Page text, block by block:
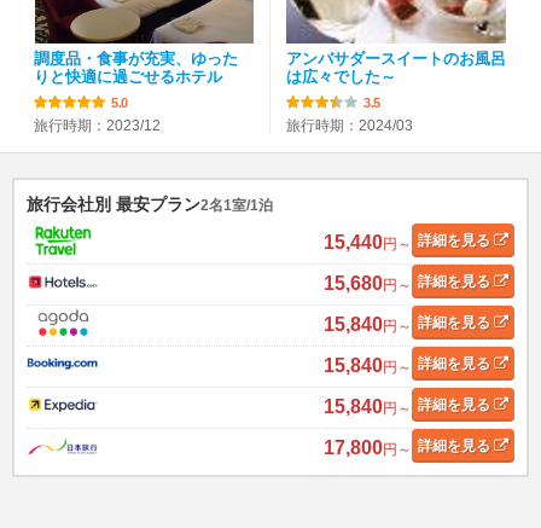
調度品・食事が充実、ゆった
りと快適に過ごせるホテル
5.0
旅行時期：2023/12
アンバサダースイートのお風呂
は広々でした～
3.5
旅行時期：2024/03
旅行会社別 最安プラン2名1室/1泊
15,440円～ 詳細を見る
15,680円～ 詳細を見る
15,840円～ 詳細を見る
15,840円～ 詳細を見る
15,840円～ 詳細を見る
17,800円～ 詳細を見る